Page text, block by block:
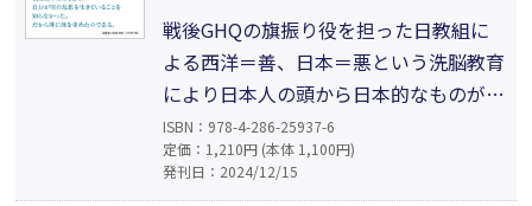
戦後GHQの旗振り役を担った日教組に
よる西洋＝善、日本＝悪という洗脳教育
により日本人の頭から日本的なものが抜
き取られ、自らの精神的独立性を失って
糞も味噌も一緒くたの西洋思想が氾濫し
た。それに対して私は、古来、日本人の
ISBN：978-4-286-25937-6
定価：1,210円 (本体 1,100円)
発刊日：2024/12/15